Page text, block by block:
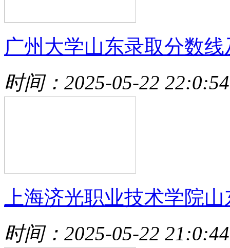
广州大学山东录取分数线
时间：2025-05-22 22:0:54
上海济光职业技术学院山
时间：2025-05-22 21:0:44